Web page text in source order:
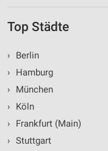
Top Städte
›
Berlin
›
Hamburg
›
München
›
Köln
›
Frankfurt (Main)
› Stuttgart